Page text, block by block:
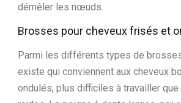
démêler les nœuds.
Brosses pour cheveux frisés et
Parmi les différents types de
existe qui conviennent aux cheveux
ondulés, plus difficiles à travailler